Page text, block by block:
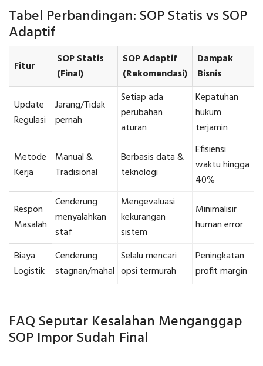
Tabel Perbandingan: SOP Statis vs SOP
Adaptif
Fitur
SOP Statis
(Final)
SOP Adaptif
(Rekomendasi)
Dampak
Bisnis
Update
Regulasi
Jarang/Tidak
pernah
Setiap ada
perubahan
aturan
Kepatuhan
hukum
terjamin
Metode
Kerja
Manual &
Tradisional
Berbasis data &
teknologi
Efisiensi
waktu hingga
40%
Respon
Masalah
Cenderung
menyalahkan
staf
Mengevaluasi
kekurangan
sistem
Minimalisir
human error
Biaya
Logistik
Cenderung
stagnan/mahal
Selalu mencari
opsi termurah
Peningkatan
profit margin
FAQ Seputar Kesalahan Menganggap
SOP Impor Sudah Final